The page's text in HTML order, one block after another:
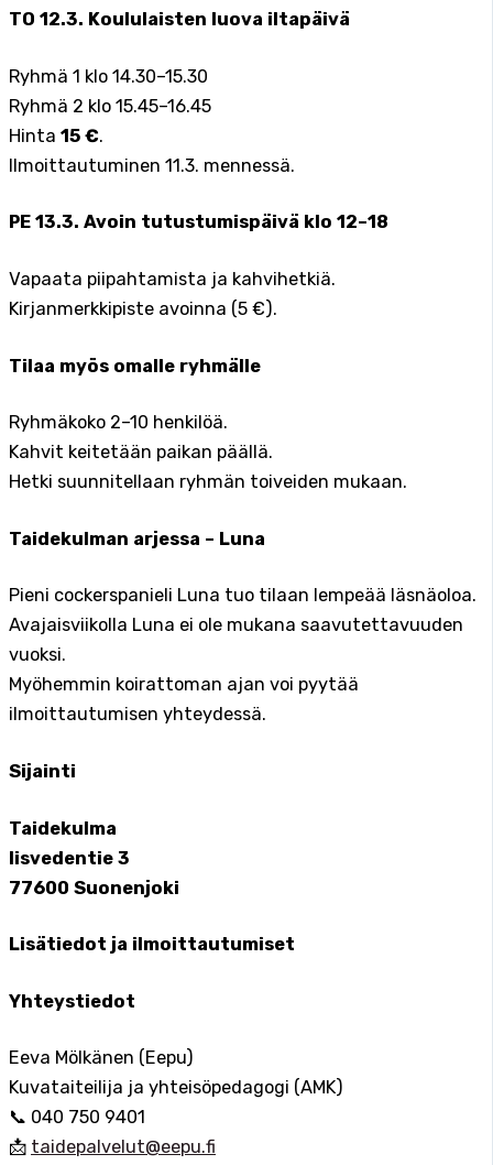
TO 12.3. Koululaisten luova iltapäivä
Ryhmä 1 klo 14.30–15.30
Ryhmä 2 klo 15.45–16.45
Hinta 15 €.
Ilmoittautuminen 11.3. mennessä.
PE 13.3. Avoin tutustumispäivä klo 12–18
Vapaata piipahtamista ja kahvihetkiä.
Kirjanmerkkipiste avoinna (5 €).
Tilaa myös omalle ryhmälle
Ryhmäkoko 2–10 henkilöä.
Kahvit keitetään paikan päällä.
Hetki suunnitellaan ryhmän toiveiden mukaan.
Taidekulman arjessa – Luna
Pieni cockerspanieli Luna tuo tilaan lempeää läsnäoloa.
Avajaisviikolla Luna ei ole mukana saavutettavuuden
vuoksi.
Myöhemmin koirattoman ajan voi pyytää
ilmoittautumisen yhteydessä.
Sijainti
Taidekulma
Iisvedentie 3
77600 Suonenjoki
Lisätiedot ja ilmoittautumiset
Yhteystiedot
Eeva Mölkänen (Eepu)
Kuvataiteilija ja yhteisöpedagogi (AMK)
📞 040 750 9401
📩 taidepalvelut@eepu.fi